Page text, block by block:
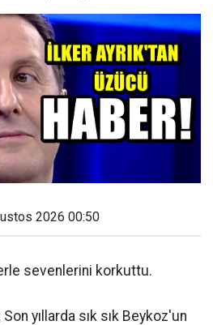
2026 00:50
sevenlerini korkuttu.
yıllarda sık sık Beykoz'un